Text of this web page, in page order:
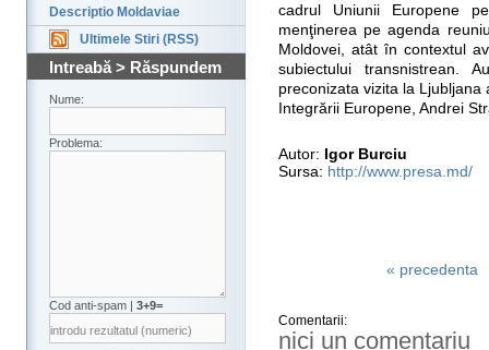
Descriptio Moldaviae
Ultimele Stiri (RSS)
Intreabă > Răspundem
Nume:
Problema:
Cod anti-spam | 3+9=
cadrul Uniunii Europene
menţinerea pe agenda
Moldovei, atât în contextul
subiectului transnistrean.
preconizata vizita la Ljubljana
Integrării Europene, Andrei
Autor: Igor Burciu
Sursa: http://www.presa.md/
« precedenta
Comentarii:
nici un comentariu